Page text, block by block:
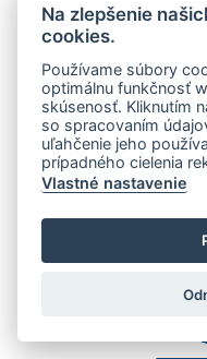
Na zlepšenie
cookies.
Používame súbory
optimálnu funkčnosť
skúsenosť. Kliknutím
so spracovaním
uľahčenie jeho
prípadného cielenia
Vlastné nastavenie